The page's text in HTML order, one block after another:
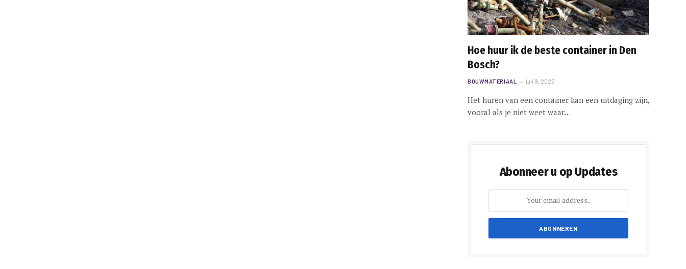
Hoe huur ik de beste container in Den
Bosch?
BOUWMATERIAAL juli 9, 2025
Het huren van een container kan een uitdaging zijn,
vooral als je niet weet waar…
Abonneer u op Updates